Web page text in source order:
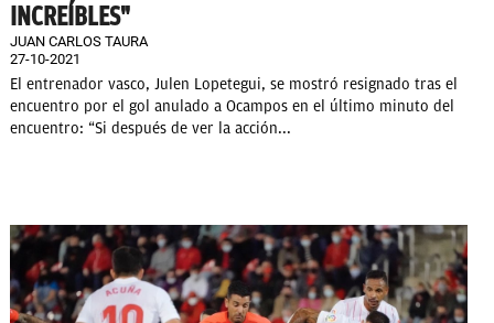
INCREÍBLES"
JUAN CARLOS TAURA
27-10-2021
El entrenador vasco, Julen Lopetegui, se mostró resignado tras el
encuentro por el gol anulado a Ocampos en el último minuto del
encuentro: “Si después de ver la acción...